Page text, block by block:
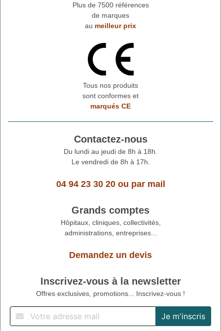
Plus de 7500 références
de marques
au meilleur prix
Tous nos produits
sont conformes et
marqués CE
Contactez-nous
Du lundi au jeudi de 8h à 18h.
Le vendredi de 8h à 17h.
04 94 23 30 20ou par mail
Grands comptes
Hôpitaux, cliniques, collectivités,
administrations, entreprises...
Demandez un devis
Inscrivez-vous à la newsletter
Offres exclusives, promotions... Inscrivez-vous !